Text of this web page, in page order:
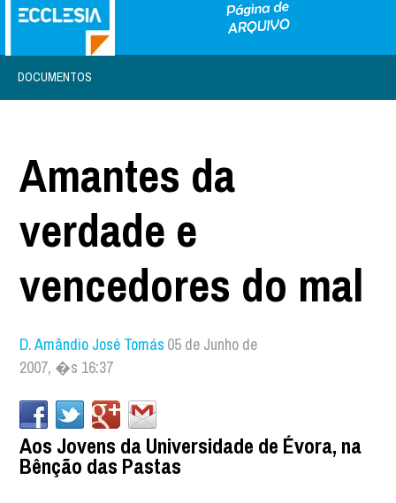
DOCUMENTOS
Amantes da
verdade e
vencedores do mal
D. Amândio José Tomás 05 de Junho de
2007, �s 16:37
Aos Jovens da Universidade de Évora, na
Bênção das Pastas